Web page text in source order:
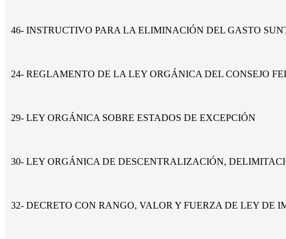
46- INSTRUCTIVO PARA LA ELIMINACIÓN DEL GASTO
24- REGLAMENTO DE LA LEY ORGÁNICA DEL CONSEJO
29- LEY ORGÁNICA SOBRE ESTADOS DE EXCEPCIÓN
30- LEY ORGÁNICA DE DESCENTRALIZACIÓN,
32- DECRETO CON RANGO, VALOR Y FUERZA DE LEY DE